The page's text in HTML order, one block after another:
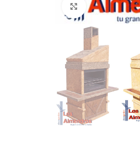
Clic para ampliar